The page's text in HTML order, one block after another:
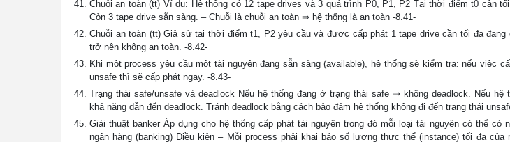
Chuỗi an toàn (tt) Ví dụ: Hệ thống có 12 tape drives và 3 quá trình P0, P1, P2 Tại thời điểm t0 cần
Còn 3 tape drive sẵn sàng. – Chuỗi là chuỗi an toàn ⇒ hệ thống là an toàn -8.41-
Chuỗi an toàn (tt) Giả sử tại thời điểm t1, P2 yêu cầu và được cấp phát 1 tape drive cần tối đa đang
trở nên không an toàn. -8.42-
Khi một process yêu cầu một tài nguyên đang sẵn sàng (available), hệ thống sẽ kiểm tra: nếu việc
unsafe thì sẽ cấp phát ngay. -8.43-
Trạng thái safe/unsafe và deadlock Nếu hệ thống đang ở trạng thái safe ⇒ không deadlock. Nếu
khả năng dẫn đến deadlock. Tránh deadlock bằng cách bảo đảm hệ thống không đi đến trạng thái
Giải thuật banker Áp dụng cho hệ thống cấp phát tài nguyên trong đó mỗi loại tài nguyên có thể có
ngân hàng (banking) Điều kiện – Mỗi process phải khai báo số lượng thực thể (instance) tối đa của